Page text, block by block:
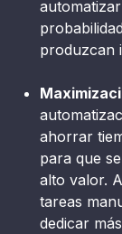
produzcan
ahorrar
para que
alto valor.
tareas
dedicar